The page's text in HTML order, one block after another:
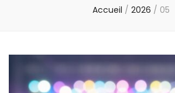
Accueil / 2026 / 05